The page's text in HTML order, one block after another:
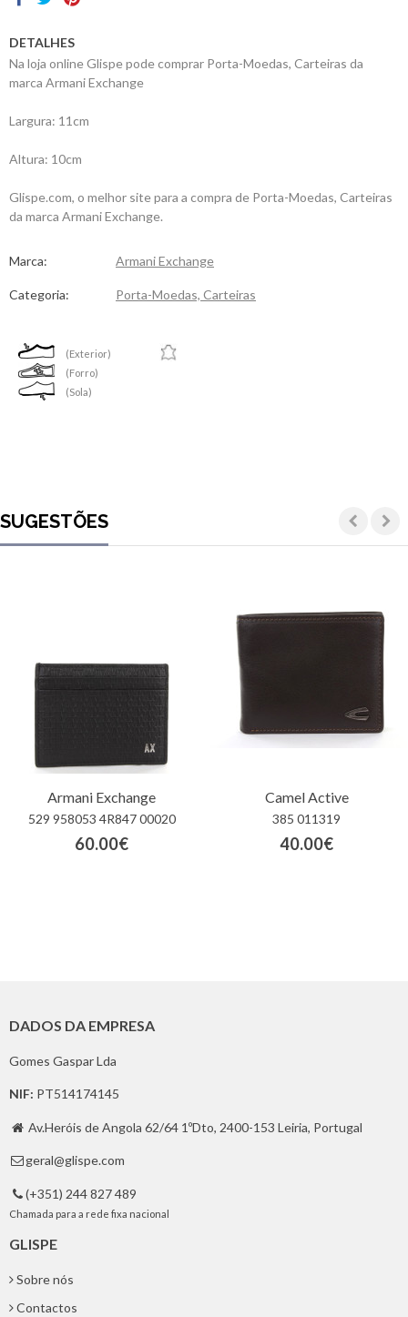
DETALHES
Na loja online Glispe pode comprar Porta-Moedas, Carteiras da
marca Armani Exchange
Largura: 11cm
Altura: 10cm
Glispe.com, o melhor site para a compra de Porta-Moedas, Carteiras
da marca Armani Exchange.
Marca: Armani Exchange
Categoria: Porta-Moedas, Carteiras
(Exterior)
(Forro)
(Sola)
SUGESTÕES
Armani Exchange
529 958053 4R847 00020
60.00€
Camel Active
385 011319
40.00€
DADOS DA EMPRESA
Gomes Gaspar Lda
NIF: PT514174145
 Av.Heróis de Angola 62/64 1ºDto, 2400-153 Leiria, Portugal
 geral@glispe.com
 (+351) 244 827 489
Chamada para a rede fixa nacional
GLISPE
Sobre nós
Contactos